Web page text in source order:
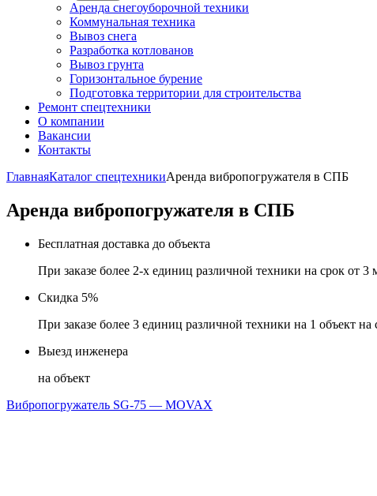
Аренда снегоуборочной техники
Коммунальная техника
Вывоз снега
Разработка котлованов
Вывоз грунта
Горизонтальное бурение
Подготовка территории для строительства
Ремонт спецтехники
О компании
Вакансии
Контакты
ГлавнаяКаталог спецтехникиАренда вибропогружателя в СПБ
Аренда вибропогружателя в СПБ
Бесплатная доставка до объекта
При заказе более 2-х единиц различной техники на срок от 3
Скидка 5%
При заказе более 3 единиц различной техники на 1 объект на
Выезд инженера
на объект
Вибропогружатель SG-75 — MOVAX